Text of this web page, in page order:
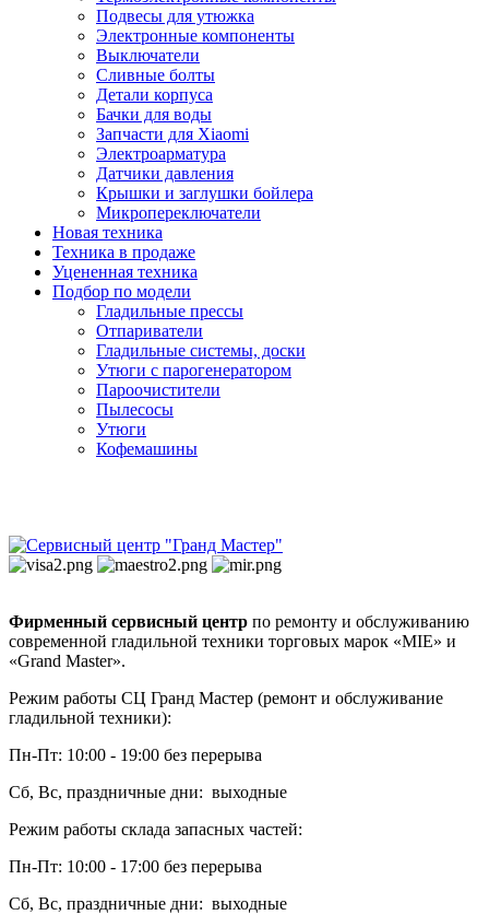
Подвесы для утюжка
Электронные компоненты
Выключатели
Сливные болты
Детали корпуса
Бачки для воды
Запчасти для Xiaomi
Электроарматура
Датчики давления
Крышки и заглушки бойлера
Микропереключатели
Новая техника
Техника в продаже
Уцененная техника
Подбор по модели
Гладильные прессы
Отпариватели
Гладильные системы, доски
Утюги с парогенератором
Пароочистители
Пылесосы
Утюги
Кофемашины
Фирменный сервисный центр по ремонту и обслуживанию
современной гладильной техники торговых марок «MIE» и
«Grand Master».
Режим работы СЦ Гранд Мастер (ремонт и обслуживание
гладильной техники):
Пн-Пт: 10:00 - 19:00 без перерыва
Сб, Вс, праздничные дни: выходные
Режим работы склада запасных частей:
Пн-Пт: 10:00 - 17:00 без перерыва
Сб, Вс, праздничные дни: выходные